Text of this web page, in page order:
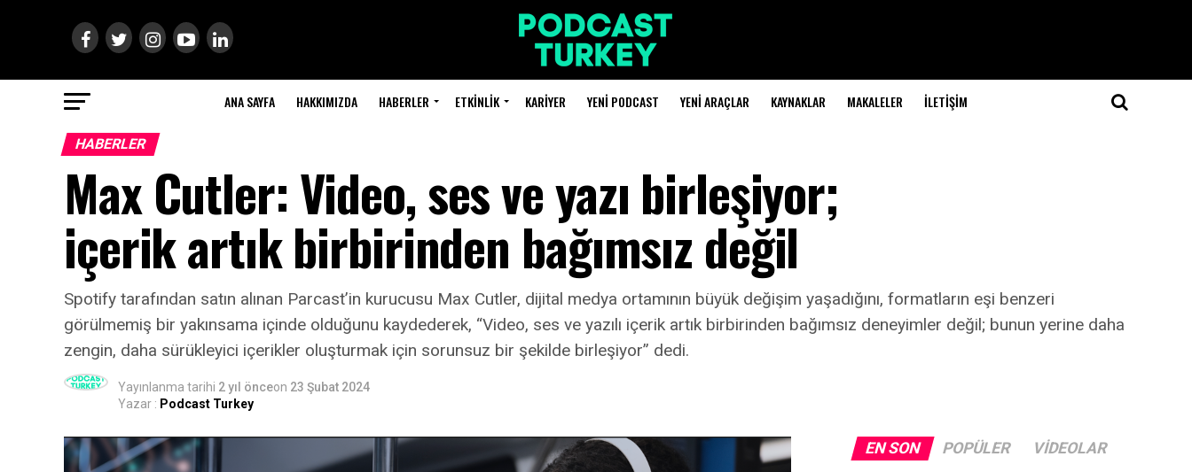
ANA SAYFA HAKKIMIZDA HABERLER ETKINLIK KARIYER YENI PODCAST YENI ARAÇLAR KAYNAKLAR MAKALELER İLETIŞIM
HABERLER
Max Cutler: Video, ses ve yazı birleşiyor;
içerik artık birbirinden bağımsız değil
Spotify tarafından satın alınan Parcast’in kurucusu Max Cutler, dijital medya ortamının büyük değişim yaşadığını, formatların eşi benzeri
görülmemiş bir yakınsama içinde olduğunu kaydederek, “Video, ses ve yazılı içerik artık birbirinden bağımsız deneyimler değil; bunun yerine daha
zengin, daha sürükleyici içerikler oluşturmak için sorunsuz bir şekilde birleşiyor” dedi.
Yayınlanma tarihi 2 yıl önceon 23 Şubat 2024
Yazar : Podcast Turkey
EN SON POPÜLER VIDEOLAR